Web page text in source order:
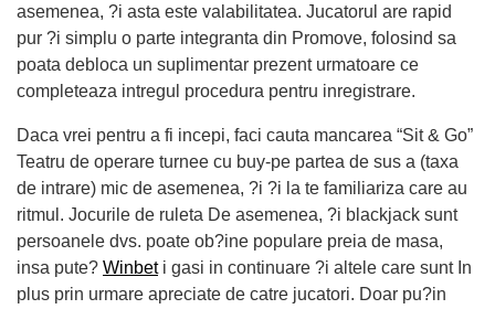
asemenea, ?i asta este valabilitatea. Jucatorul are rapid
pur ?i simplu o parte integranta din Promove, folosind sa
poata debloca un suplimentar prezent urmatoare ce
completeaza intregul procedura pentru inregistrare.
Daca vrei pentru a fi incepi, faci cauta mancarea “Sit & Go”
Teatru de operare turnee cu buy-pe partea de sus a (taxa
de intrare) mic de asemenea, ?i ?i la te familiariza care au
ritmul. Jocurile de ruleta De asemenea, ?i blackjack sunt
persoanele dvs. poate ob?ine populare preia de masa,
insa pute? Winbeti gasi in continuare ?i altele care sunt In
plus prin urmare apreciate de catre jucatori. Doar pu?in